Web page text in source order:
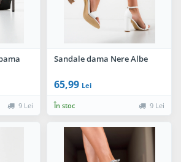
9 Lei
Sandale dama Nere Albe
65,99 Lei
În stoc 9 Lei